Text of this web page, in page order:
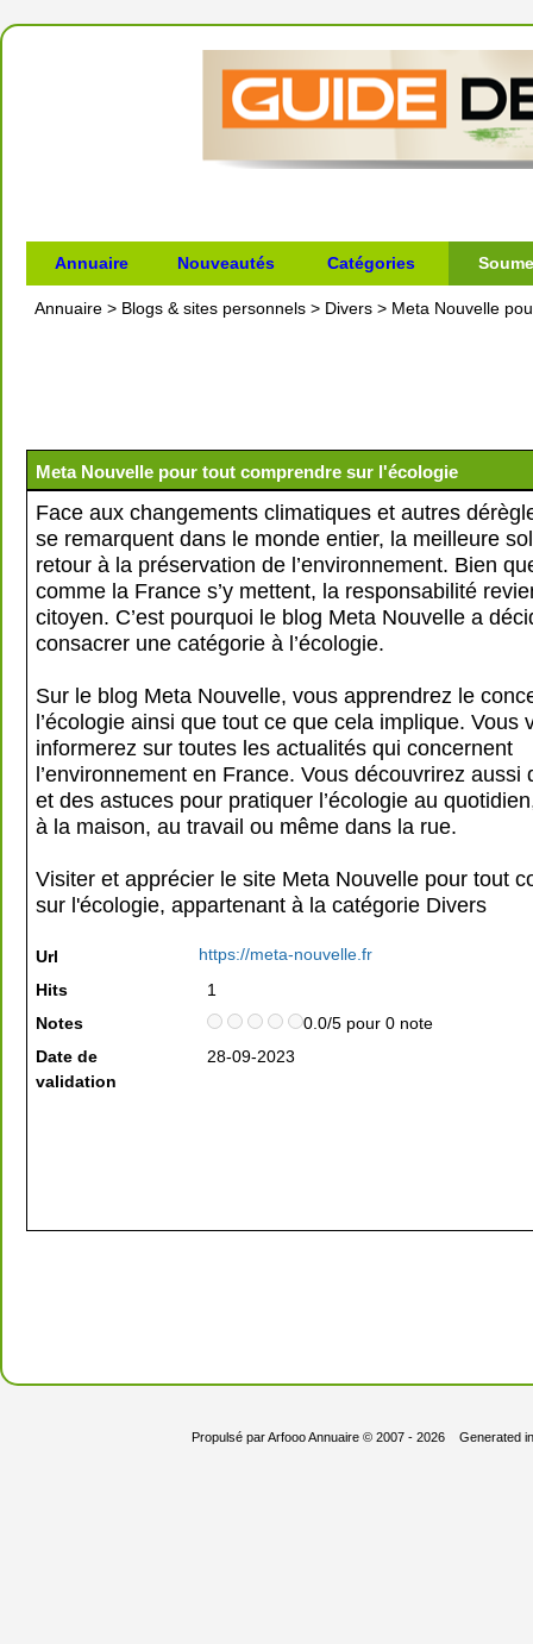
Annuaire Nouveautés Catégories
Annuaire > Blogs & sites personnels > Divers > Meta Nouvelle
Meta Nouvelle pour tout comprendre sur l'écologie
Face aux changements climatiques et autres
se remarquent dans le monde entier, la meilleure
retour à la préservation de l’environnement. Bien
comme la France s’y mettent, la responsabilité
citoyen. C’est pourquoi le blog Meta Nouvelle a
consacrer une catégorie à l’écologie.
Sur le blog Meta Nouvelle, vous apprendrez le
l’écologie ainsi que tout ce que cela implique. Vous
informerez sur toutes les actualités qui concernent
l’environnement en France. Vous découvrirez aussi
et des astuces pour pratiquer l’écologie au
à la maison, au travail ou même dans la rue.
Visiter et apprécier le site Meta Nouvelle pour tout
sur l'écologie, appartenant à la catégorie Divers
Url
https://meta-nouvelle.fr
Hits
1
Notes
0.0/5 pour 0 note
Date de
validation
28-09-2023
Propulsé parArfooo Annuaire© 2007 - 2026 Generated